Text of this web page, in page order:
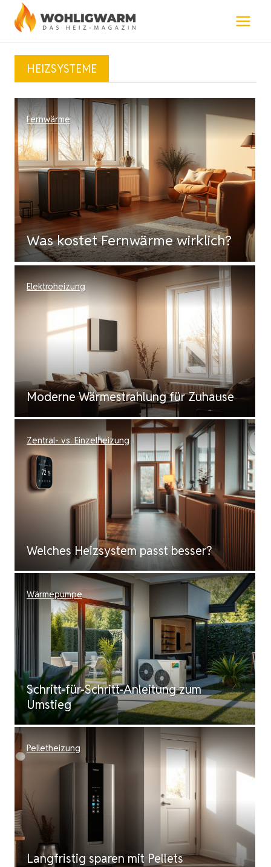
Zum
Inhalt
HEIZSYSTEME
Fernwärme
Was kostet Fernwärme wirklich?
Elektroheizung
Moderne Wärmestrahlung für Zuhause
Zentral- vs. Einzelheizung
Welches Heizsystem passt besser?
Wärmepumpe
Schritt-für-Schritt-Anleitung zum
Umstieg
Pelletheizung
Langfristig sparen mit Pellets